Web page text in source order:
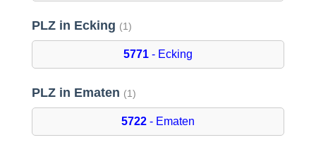
PLZ in Ecking (1)
5771- Ecking
PLZ in Ematen (1)
5722- Ematen